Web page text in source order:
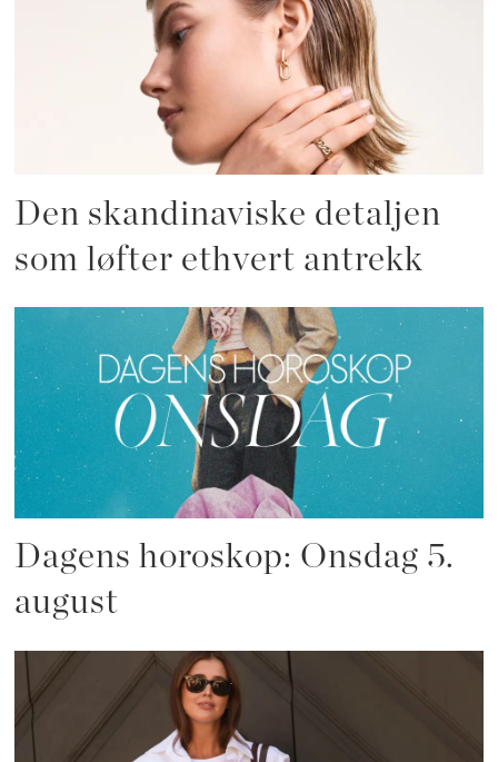
Den skandinaviske detaljen
som løfter ethvert antrekk
Dagens horoskop: Onsdag 5.
august